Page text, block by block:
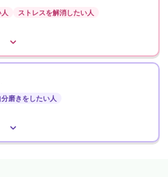
ストレスを解消したい人
分磨きをしたい人